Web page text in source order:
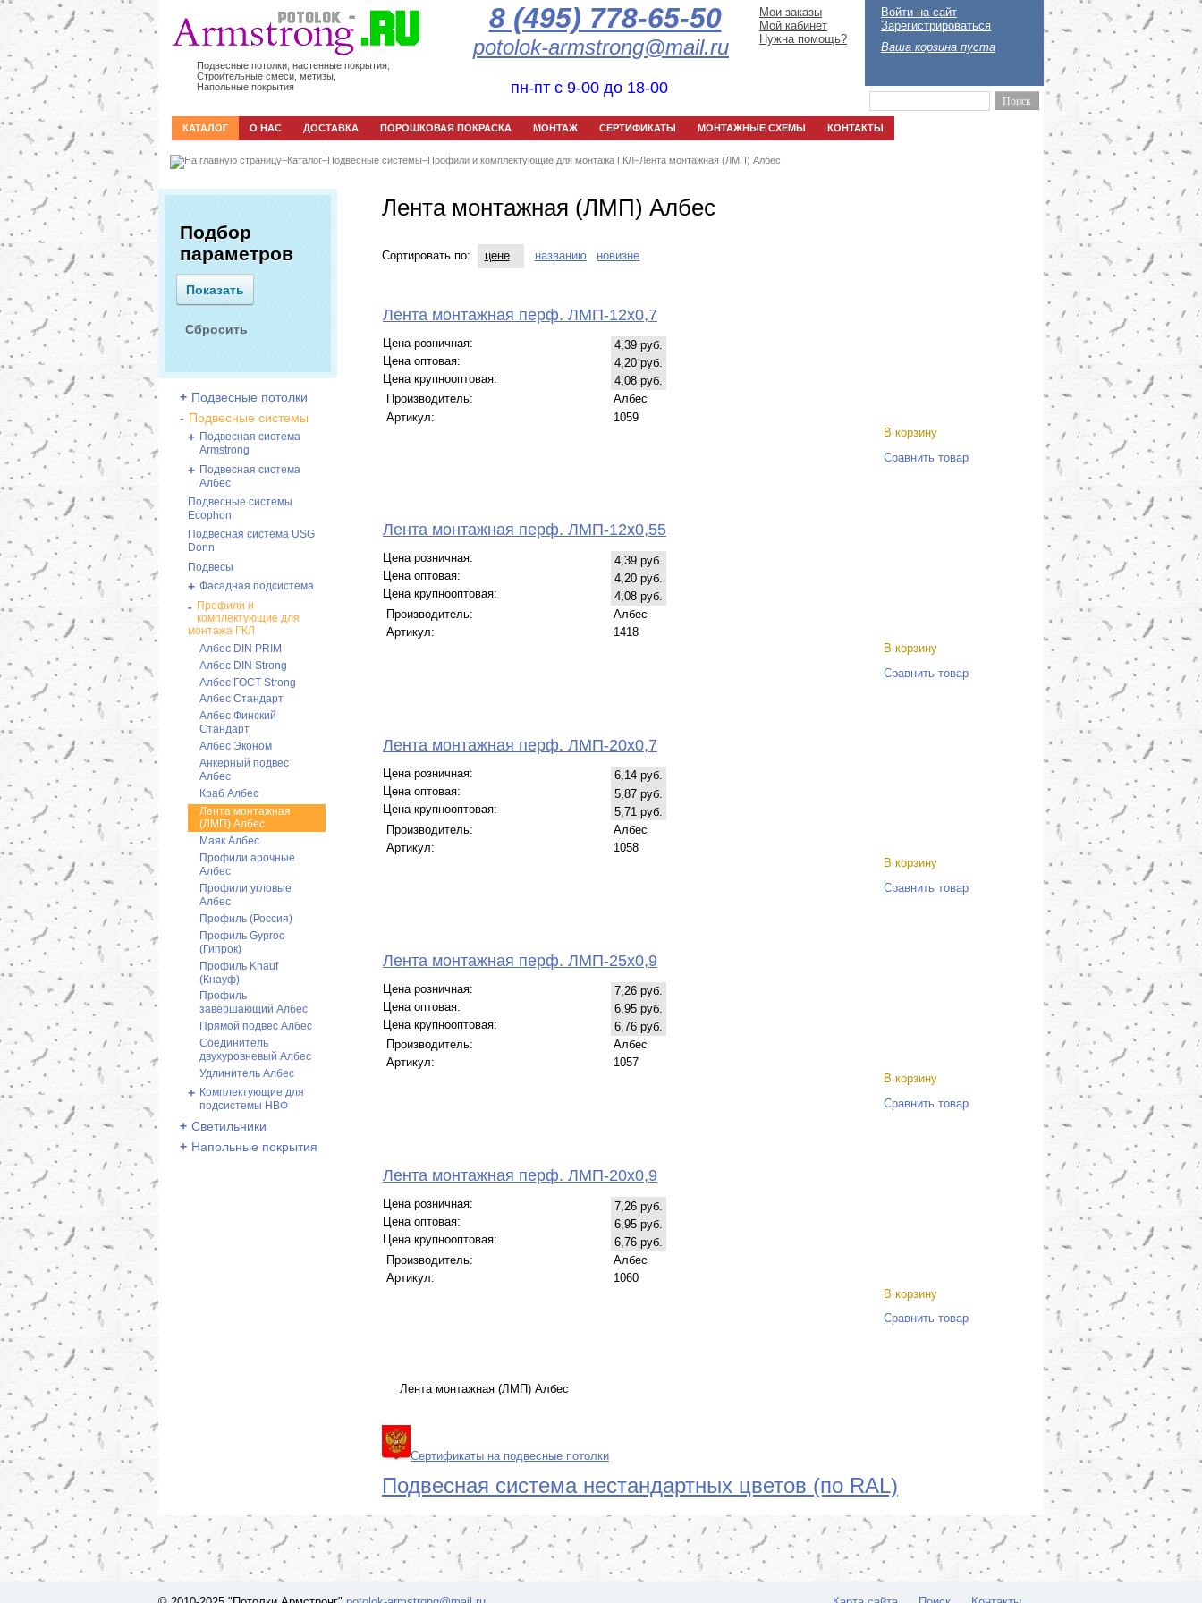
Подвесные потолки, настенные покрытия,
Строительные смеси, метизы,
Напольные покрытия
8 (495) 778-65-50
potolok-armstrong@mail.ru
пн-пт с 9-00 до 18-00
КАТАЛОГ О НАС ДОСТАВКА ПОРОШКОВАЯ ПОКРАСКА МОНТАЖ СЕРТИФИКАТЫ МОНТАЖНЫЕ СХЕМЫ КОНТАКТЫ
Мои заказы
Мой кабинет
Нужна помощь?
Войти на сайт
Зарегистрироваться
Ваша корзина пуста
–Каталог–Подвесные системы–Профили и комплектующие для монтажа ГКЛ–Лента монтажная (ЛМП) Албес
Подбор
параметров
+ Подвесные потолки
- Подвесные системы
+ Подвесная система
Armstrong
+ Подвесная система
Албес
Подвесные системы
Ecophon
Подвесная система USG
Donn
Подвесы
+ Фасадная подсистема
- Профили и
комплектующие для
монтажа ГКЛ
Албес DIN PRIM
Албес DIN Strong
Албес ГОСТ Strong
Албес Стандарт
Албес Финский
Стандарт
Албес Эконом
Анкерный подвес
Албес
Краб Албес
Лента монтажная
(ЛМП) Албес
Маяк Албес
Профили арочные
Албес
Профили угловые
Албес
Профиль (Россия)
Профиль Gyproc
(Гипрок)
Профиль Knauf
(Кнауф)
Профиль
завершающий Албес
Прямой подвес Албес
Соединитель
двухуровневый Албес
Удлинитель Албес
+ Комплектующие для
подсистемы НВФ
+ Светильники
+ Напольные покрытия
Лента монтажная (ЛМП) Албес
Сортировать по: цене названию новизне
Лента монтажная перф. ЛМП-12х0,7
Цена розничная:
4,39 руб.
Цена оптовая:
4,20 руб.
Цена крупнооптовая:
4,08 руб.
Производитель:
Албес
Артикул:
1059
В корзину
Сравнить товар
Лента монтажная перф. ЛМП-12х0,55
Цена розничная:
4,39 руб.
Цена оптовая:
4,20 руб.
Цена крупнооптовая:
4,08 руб.
Производитель:
Албес
Артикул:
1418
В корзину
Сравнить товар
Лента монтажная перф. ЛМП-20х0,7
Цена розничная:
6,14 руб.
Цена оптовая:
5,87 руб.
Цена крупнооптовая:
5,71 руб.
Производитель:
Албес
Артикул:
1058
В корзину
Сравнить товар
Лента монтажная перф. ЛМП-25х0,9
Цена розничная:
7,26 руб.
Цена оптовая:
6,95 руб.
Цена крупнооптовая:
6,76 руб.
Производитель:
Албес
Артикул:
1057
В корзину
Сравнить товар
Лента монтажная перф. ЛМП-20х0,9
Цена розничная:
7,26 руб.
Цена оптовая:
6,95 руб.
Цена крупнооптовая:
6,76 руб.
Производитель:
Албес
Артикул:
1060
В корзину
Сравнить товар
Лента монтажная (ЛМП) Албес
Сертификаты на подвесные потолки
Подвесная система нестандартных цветов (по RAL)